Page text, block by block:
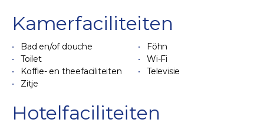
Kamerfaciliteiten
Bad en/of douche
Föhn
Toilet
Wi-Fi
Koffie- en theefaciliteiten
Televisie
Zitje
Hotelfaciliteiten